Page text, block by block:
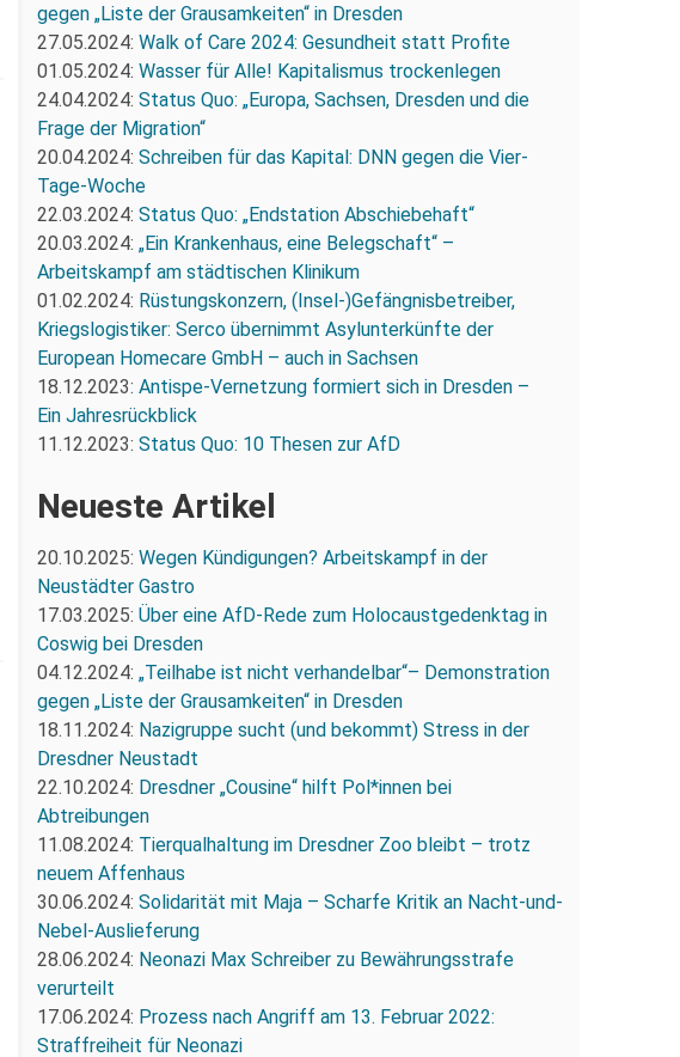
gegen „Liste der Grausamkeiten“ in Dresden
27.05.2024: Walk of Care 2024: Gesundheit statt Profite
01.05.2024: Wasser für Alle! Kapitalismus trockenlegen
24.04.2024: Status Quo: „Europa, Sachsen, Dresden und die
Frage der Migration“
20.04.2024: Schreiben für das Kapital: DNN gegen die Vier-
Tage-Woche
22.03.2024: Status Quo: „Endstation Abschiebehaft“
20.03.2024: „Ein Krankenhaus, eine Belegschaft“ –
Arbeitskampf am städtischen Klinikum
01.02.2024: Rüstungskonzern, (Insel-)Gefängnisbetreiber,
Kriegslogistiker: Serco übernimmt Asylunterkünfte der
European Homecare GmbH – auch in Sachsen
18.12.2023: Antispe-Vernetzung formiert sich in Dresden –
Ein Jahresrückblick
11.12.2023: Status Quo: 10 Thesen zur AfD
Neueste Artikel
20.10.2025: Wegen Kündigungen? Arbeitskampf in der
Neustädter Gastro
17.03.2025: Über eine AfD-Rede zum Holocaustgedenktag in
Coswig bei Dresden
04.12.2024: „Teilhabe ist nicht verhandelbar“– Demonstration
gegen „Liste der Grausamkeiten“ in Dresden
18.11.2024: Nazigruppe sucht (und bekommt) Stress in der
Dresdner Neustadt
22.10.2024: Dresdner „Cousine“ hilft Pol*innen bei
Abtreibungen
11.08.2024: Tierqualhaltung im Dresdner Zoo bleibt – trotz
neuem Affenhaus
30.06.2024: Solidarität mit Maja – Scharfe Kritik an Nacht-und-
Nebel-Auslieferung
28.06.2024: Neonazi Max Schreiber zu Bewährungsstrafe
verurteilt
17.06.2024: Prozess nach Angriff am 13. Februar 2022:
Straffreiheit für Neonazi